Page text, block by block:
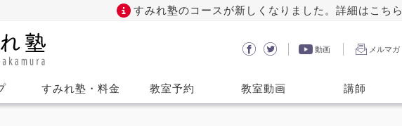
すみれ塾のコースが新しくなりました。詳細はこちら
動画 メルマガ
すみれ塾・料金 教室予約 教室動画 講師